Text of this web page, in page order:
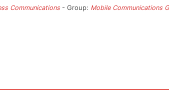
Communications- Group: Mobile Communications